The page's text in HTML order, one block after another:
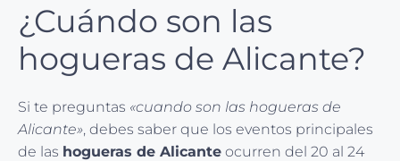
¿Cuándo son las
hogueras de Alicante?
Si te preguntas «cuando son las hogueras de
Alicante», debes saber que los eventos principales
de las hogueras de Alicante ocurren del 20 al 24